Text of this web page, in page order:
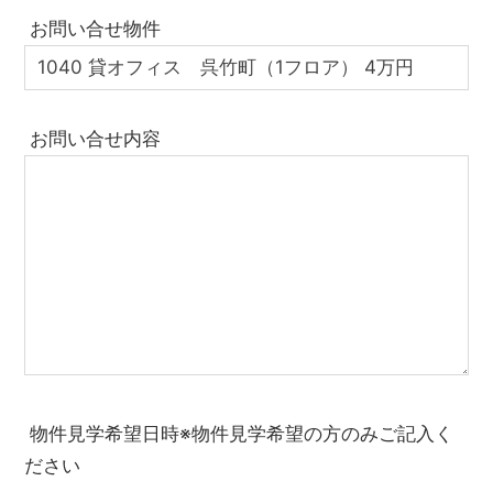
お問い合せ物件
お問い合せ内容
物件見学希望日時※物件見学希望の方のみご記入く
ださい